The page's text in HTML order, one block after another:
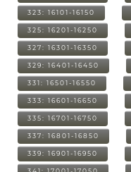
323: 16101-16150
325: 16201-16250
327: 16301-16350
329: 16401-16450
331: 16501-16550
333: 16601-16650
335: 16701-16750
337: 16801-16850
339: 16901-16950